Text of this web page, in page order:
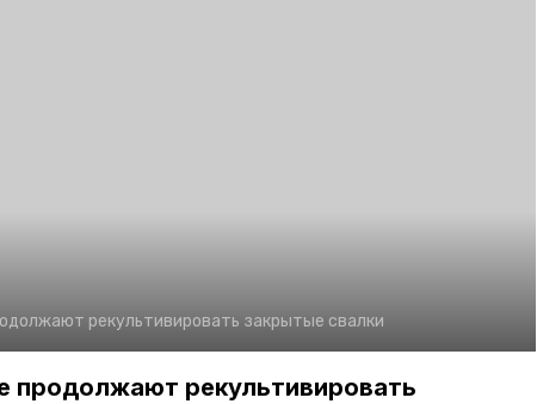
рекультивировать закрытые свалки
продолжают рекультивировать